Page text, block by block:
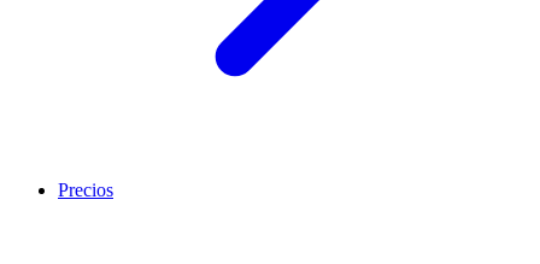
Precios